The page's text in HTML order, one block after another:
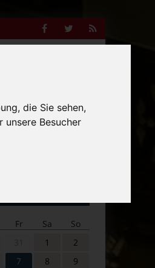
die Sie sehen,
unsere Besucher
Facebook
Twitter
Fr Sa
So
1
2
7 8
9